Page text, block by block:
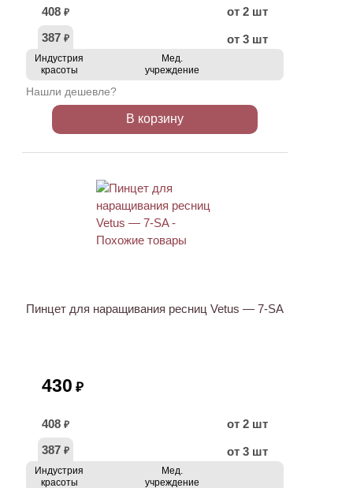
408 ₽
от 2 шт
387 ₽ от 3 шт
Индустрия
красоты
Мед.
учреждение
Нашли дешевле?
В корзину
Пинцет для наращивания ресниц Vetus — 7-SA
430 ₽
408 ₽
от 2 шт
387 ₽ от 3 шт
Индустрия
красоты
Мед.
учреждение